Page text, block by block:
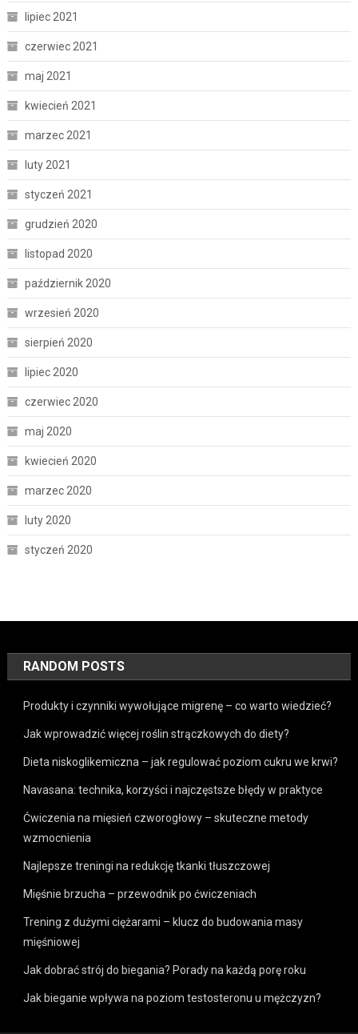
lipiec 2021
czerwiec 2021
maj 2021
kwiecień 2021
marzec 2021
luty 2021
styczeń 2021
grudzień 2020
listopad 2020
październik 2020
wrzesień 2020
sierpień 2020
lipiec 2020
czerwiec 2020
maj 2020
kwiecień 2020
marzec 2020
luty 2020
styczeń 2020
RANDOM POSTS
Produkty i czynniki wywołujące migrenę – co warto wiedzieć?
Jak wprowadzić więcej roślin strączkowych do diety?
Dieta niskoglikemiczna – jak regulować poziom cukru we krwi?
Navasana: technika, korzyści i najczęstsze błędy w praktyce
Ćwiczenia na mięsień czworogłowy – skuteczne metody
wzmocnienia
Najlepsze treningi na redukcję tkanki tłuszczowej
Mięśnie brzucha – przewodnik po ćwiczeniach
Trening z dużymi ciężarami – klucz do budowania masy
mięśniowej
Jak dobrać strój do biegania? Porady na każdą porę roku
Jak bieganie wpływa na poziom testosteronu u mężczyzn?